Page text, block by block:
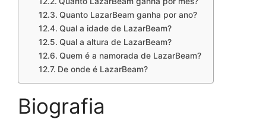
Quanto LazarBeam ganha por ano?
Qual a idade de LazarBeam?
Qual a altura de LazarBeam?
Quem é a namorada de LazarBeam?
De onde é LazarBeam?
Biografia